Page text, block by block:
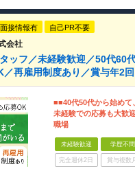
面接情報有 自己PR不要
会社
ッフ／未経験歓迎／50代60
／再雇用制度あり／賞与年2回
■■40代50代から始め
未経験での応募も大歓
職場
未経験歓迎 学歴不問
完全週休2日 賞与複数月